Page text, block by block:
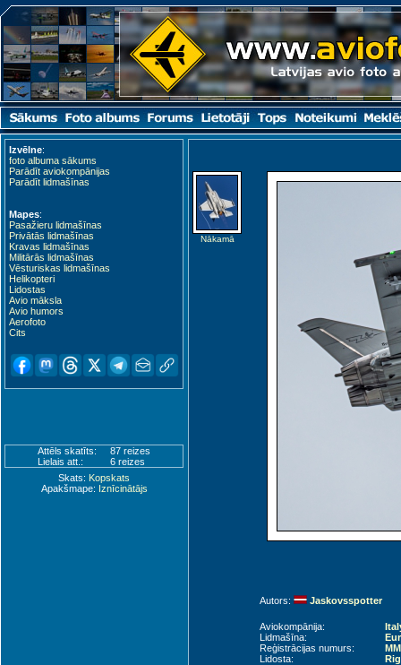
Izvēlne:
foto albuma sākums
Parādīt aviokompānijas
Parādīt lidmašīnas
Mapes:
Pasažieru lidmašīnas
Privātās lidmašīnas
Kravas lidmašīnas
Militārās lidmašīnas
Vēsturiskas lidmašīnas
Helikopteri
Lidostas
Avio māksla
Avio humors
Aerofoto
Cits
Attēls skatīts:
87 reizes
Lielais att.:
6 reizes
Skats: Kopskats
Apakšmape: Iznīcinātājs
Nākamā
Autors: Jaskovsspotter
Aviokompānija:
Lidmašīna:
Reģistrācijas numurs:
Lidosta: